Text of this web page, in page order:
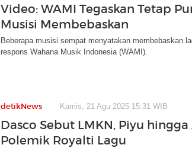
Video: WAMI Tegaskan Tetap
Musisi Membebaskan
Beberapa musisi sempat menyatakan membebaskan
respons Wahana Musik Indonesia (WAMI).
detikNews Kamis, 21 Agu 2025 15:31 WIB
Dasco Sebut LMKN, Piyu
Polemik Royalti Lagu